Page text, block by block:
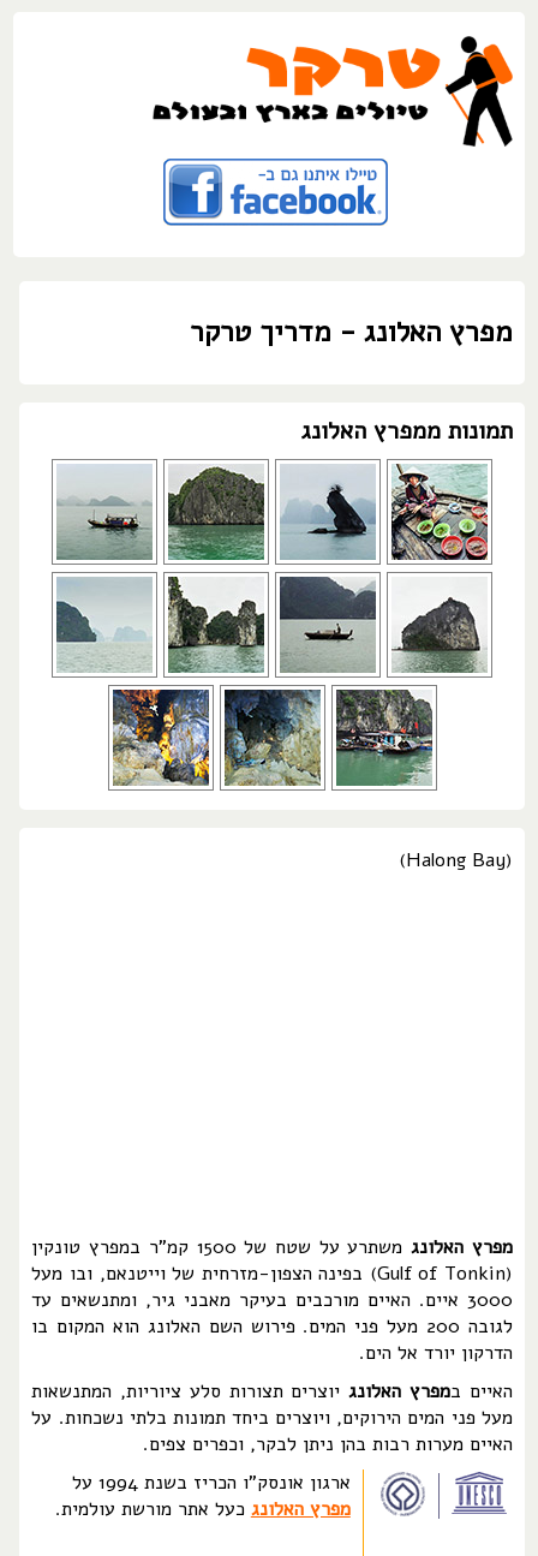
מפרץ האלונג - מדריך טרקר
תמונות ממפרץ האלונג
(Halong Bay)
מפרץ האלונג
משתרע על שטח של 1500 קמ"ר במפרץ טונקין
(Gulf of Tonkin) בפינה הצפון-מזרחית של וייטנאם, ובו מעל
3000 איים. האיים מורכבים בעיקר מאבני גיר, ומתנשאים עד
לגובה 200 מעל פני המים. פירוש השם האלונג הוא המקום בו
הדרקון יורד אל הים.
האיים במפרץ האלונגיוצרים תצורות סלע ציוריות, המתנשאות
מעל פני המים הירוקים, ויוצרים ביחד תמונות בלתי נשכחות. על
האיים מערות רבות בהן ניתן לבקר, וכפרים צפים.
ארגון אונסק"ו הכריז בשנת 1994 על
מפרץ האלונג כעל אתר מורשת עולמית.